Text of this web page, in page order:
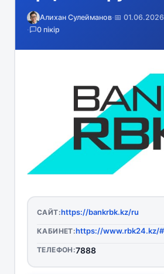
Алихан Сулейманов·📅 01.06.2026
·
0 пікір
САЙТ:https://bankrbk.kz/ru
КАБИНЕТ:
ТЕЛЕФОН:7888